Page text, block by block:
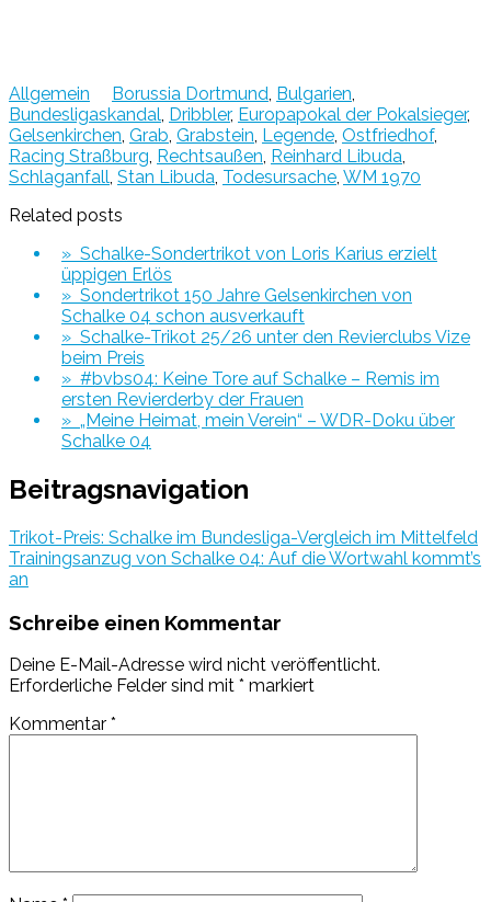
Allgemein Borussia Dortmund, Bulgarien,
Bundesligaskandal, Dribbler, Europapokal der Pokalsieger,
Gelsenkirchen, Grab, Grabstein, Legende, Ostfriedhof,
Racing Straßburg, Rechtsaußen, Reinhard Libuda,
Schlaganfall, Stan Libuda, Todesursache, WM 1970
Related posts
» Schalke-Sondertrikot von Loris Karius erzielt
üppigen Erlös
» Sondertrikot 150 Jahre Gelsenkirchen von
Schalke 04 schon ausverkauft
» Schalke-Trikot 25/26 unter den Revierclubs Vize
beim Preis
» #bvbs04: Keine Tore auf Schalke – Remis im
ersten Revierderby der Frauen
» „Meine Heimat, mein Verein“ – WDR-Doku über
Schalke 04
Beitragsnavigation
Trikot-Preis: Schalke im Bundesliga-Vergleich im Mittelfeld
Trainingsanzug von Schalke 04: Auf die Wortwahl kommt’s
an
Schreibe einen Kommentar
Deine E-Mail-Adresse wird nicht veröffentlicht.
Erforderliche Felder sind mit * markiert
Kommentar *